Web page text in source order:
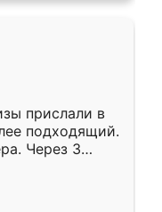
прислали в
подходящий.
Через 3
Остались